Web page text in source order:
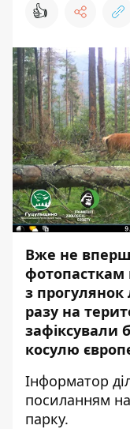
👍
Вже не
фотопасткам
з прогулянок
разу на
зафіксували
косулю
Інформатор
посиланням
парку.